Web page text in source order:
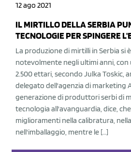
12 ago 2021
IL MIRTILLO DELLA SERBIA
TECNOLOGIE PER SPINGERE
La produzione di mirtilli in Serbia si
notevolmente negli ultimi anni, con
2.500 ettari, secondo Julka Toskic,
delegato dell'agenzia di marketing
generazione di produttori serbi di
tecnologia all'avanguardia, dice,
miglioramenti nella calibratura,
nell'imballaggio, mentre le […]